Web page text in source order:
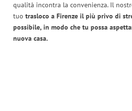
qualità incontra la convenienza. Il
tuo trasloco a Firenze il più privo di
possibile, in modo che tu possa
nuova casa.